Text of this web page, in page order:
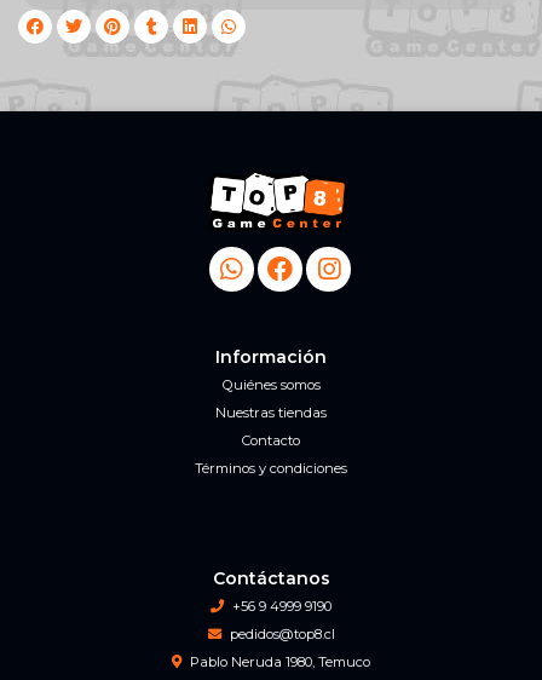
Información
Quiénes somos
Nuestras tiendas
Contacto
Términos y condiciones
Contáctanos
+56 9 4999 9190
pedidos@top8.cl
Pablo Neruda 1980, Temuco